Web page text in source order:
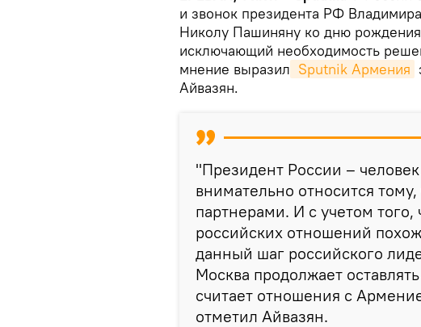
и звонок президента РФ
Николу Пашиняну ко дню
исключающий необходимость
мнение выразил Sputnik Армения
Айвазян.
"Президент России –
внимательно относится
партнерами. И с учетом
российских отношений
данный шаг российского
Москва продолжает
считает отношения с
отметил Айвазян.